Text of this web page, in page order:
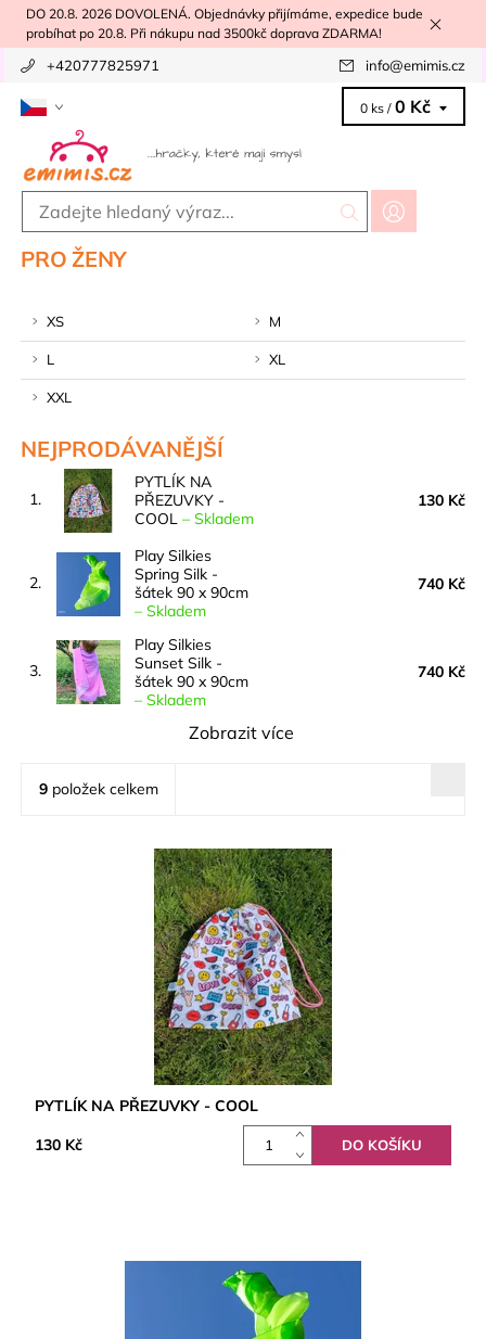
DO 20.8. 2026 DOVOLENÁ. Objednávky přijímáme, expedice bude
probíhat po 20.8. Při nákupu nad 3500kč doprava ZDARMA!
+420777825971 info@emimis.cz
0 ks / 0 Kč
PRO ŽENY
XS M
L XL
XXL
NEJPRODÁVANĚJŠÍ
1.
PYTLÍK NA
PŘEZUVKY -
COOL – Skladem
130 Kč
2.
Play Silkies
Spring Silk -
šátek 90 x 90cm
– Skladem
740 Kč
3.
Play Silkies
Sunset Silk -
šátek 90 x 90cm
– Skladem
740 Kč
Zobrazit více
9 položek celkem
PYTLÍK NA PŘEZUVKY - COOL
130 Kč